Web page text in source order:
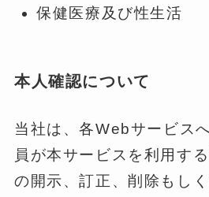
保健医療及び性生活
本人確認について
当社は、各Webサービス
員が本サービスを利用す
の開示、訂正、削除もし